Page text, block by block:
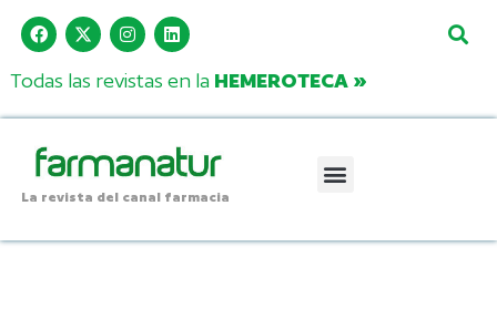
Todas las revistas en la HEMEROTECA »
La revista del canal farmacia